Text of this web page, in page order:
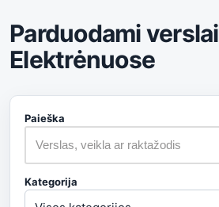
Parduodami verslai
Elektrėnuose
Paieška
Kategorija